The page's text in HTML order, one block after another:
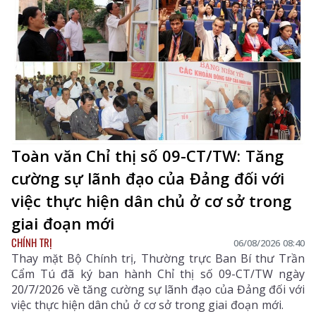
Toàn văn Chỉ thị số 09-CT/TW: Tăng
cường sự lãnh đạo của Đảng đối với
việc thực hiện dân chủ ở cơ sở trong
giai đoạn mới
CHÍNH TRỊ 06/08/2026 08:40
Thay mặt Bộ Chính trị, Thường trực Ban Bí thư Trần
Cẩm Tú đã ký ban hành Chỉ thị số 09-CT/TW ngày
20/7/2026 về tăng cường sự lãnh đạo của Đảng đối với
việc thực hiện dân chủ ở cơ sở trong giai đoạn mới.